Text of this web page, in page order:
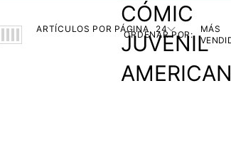
ARTÍCULOS POR PÁGINA 24
ORDENAR POR:
MÁS
CÓMIC
JUVENIL